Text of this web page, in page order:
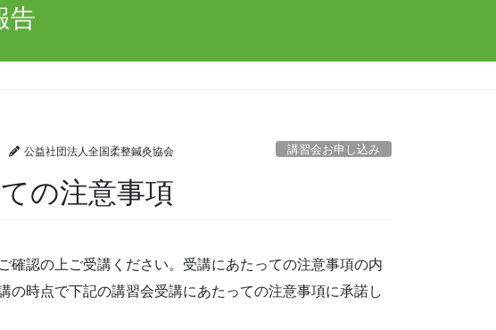
告
公益社団法人全国柔整鍼灸協会 講習会お申し込み
の注意事項
確認の上ご受講ください。受講にあたっての注意事項の内
の時点で下記の講習会受講にあたっての注意事項に承諾し